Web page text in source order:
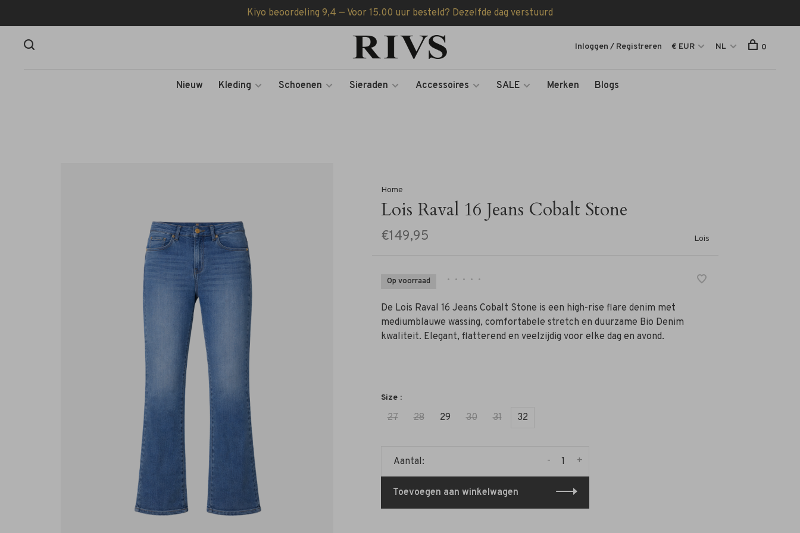
Kiyo beoordeling 9,4 — Voor 15.00 uur besteld? Dezelfde dag verstuurd
Nieuw Kleding Schoenen Sieraden Accessoires SALE Merken Blogs
Inloggen / Registreren € EUR NL 0
Home
Lois Raval 16 Jeans Cobalt Stone
€149,95 Lois
Op voorraad • • • • •
De Lois Raval 16 Jeans Cobalt Stone is een high-rise flare denim met
mediumblauwe wassing, comfortabele stretch en duurzame Bio Denim
kwaliteit. Elegant, flatterend en veelzijdig voor elke dag en avond.
Size :
27 28 29 30 31 32
Aantal: +
-
Toevoegen aan winkelwagen